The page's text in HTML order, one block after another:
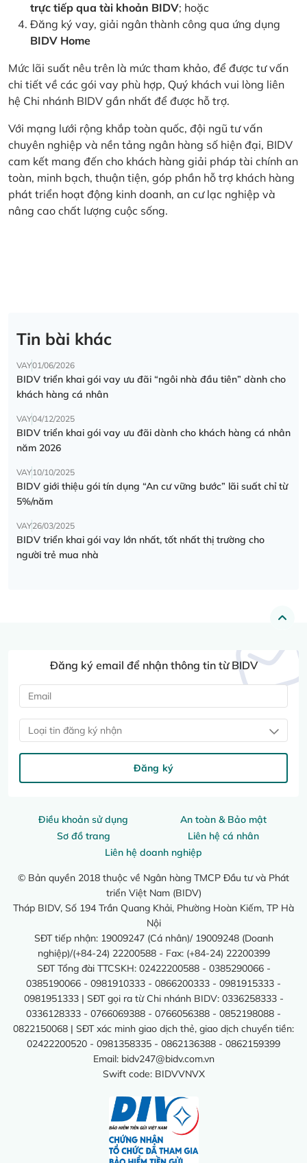
trực tiếp qua tài khoản BIDV; hoặc
Đăng ký vay, giải ngân thành công qua ứng dụng
BIDV Home
Mức lãi suất nêu trên là mức tham khảo, để được tư vấn
chi tiết về các gói vay phù hợp, Quý khách vui lòng liên
hệ Chi nhánh BIDV gần nhất để được hỗ trợ.
Với mạng lưới rộng khắp toàn quốc, đội ngũ tư vấn
chuyên nghiệp và nền tảng ngân hàng số hiện đại, BIDV
cam kết mang đến cho khách hàng giải pháp tài chính an
toàn, minh bạch, thuận tiện, góp phần hỗ trợ khách hàng
phát triển hoạt động kinh doanh, an cư lạc nghiệp và
nâng cao chất lượng cuộc sống.
Tin bài khác
VAY01/06/2026
BIDV triển khai gói vay ưu đãi “ngôi nhà đầu tiên” dành cho
khách hàng cá nhân
VAY04/12/2025
BIDV triển khai gói vay ưu đãi dành cho khách hàng cá nhân
năm 2026
VAY10/10/2025
BIDV giới thiệu gói tín dụng “An cư vững bước” lãi suất chỉ từ
5%/năm
VAY26/03/2025
BIDV triển khai gói vay lớn nhất, tốt nhất thị trường cho
người trẻ mua nhà
Điều khoản sử dụng
An toàn & Bảo mật
Sơ đồ trang
Liên hệ cá nhân
Liên hệ doanh nghiệp
© Bản quyền 2018 thuộc về Ngân hàng TMCP Đầu tư và Phát
triển Việt Nam (BIDV)
Tháp BIDV, Số 194 Trần Quang Khải, Phường Hoàn Kiếm, TP Hà
Nội
SĐT tiếp nhận: 19009247 (Cá nhân)/ 19009248 (Doanh
nghiệp)/(+84-24) 22200588 - Fax: (+84-24) 22200399
SĐT Tổng đài TTCSKH: 02422200588 - 0385290066 -
0385190066 - 0981910333 - 0866200333 - 0981915333 -
0981951333 | SĐT gọi ra từ Chi nhánh BIDV: 0336258333 -
0336128333 - 0766069388 - 0766056388 - 0852198088 -
0822150068 | SĐT xác minh giao dịch thẻ, giao dịch chuyển tiền:
02422200520 - 0981358335 - 0862136388 - 0862159399
Email: bidv247@bidv.com.vn
Swift code: BIDVVNVX
Đăng ký email để nhận thông tin từ BIDV
Loại tin đăng ký nhận
Đăng ký